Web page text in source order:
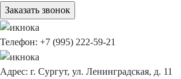
Заказать звонок
Телефон: +7 (995) 222-59-21
Адрес: г. Сургут, ул. Ленинградская, д. 11